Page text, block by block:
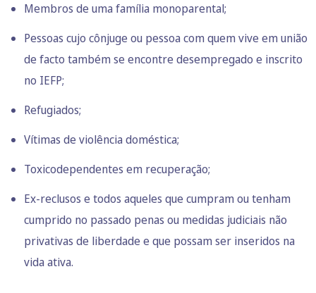
Membros de uma família monoparental;
Pessoas cujo cônjuge ou pessoa com quem vive em união
de facto também se encontre desempregado e inscrito
no IEFP;
Refugiados;
Vítimas de violência doméstica;
Toxicodependentes em recuperação;
Ex-reclusos e todos aqueles que cumpram ou tenham
cumprido no passado penas ou medidas judiciais não
privativas de liberdade e que possam ser inseridos na
vida ativa.